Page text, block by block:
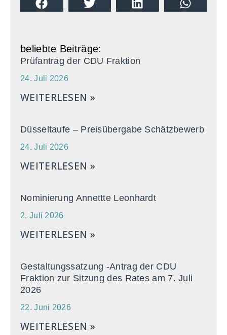
beliebte Beiträge:
Prüfantrag der CDU Fraktion
24. Juli 2026
WEITERLESEN »
Düsseltaufe – Preisübergabe Schätzbewerb
24. Juli 2026
WEITERLESEN »
Nominierung Annettte Leonhardt
2. Juli 2026
WEITERLESEN »
Gestaltungssatzung -Antrag der CDU
Fraktion zur Sitzung des Rates am 7. Juli
2026
22. Juni 2026
WEITERLESEN »